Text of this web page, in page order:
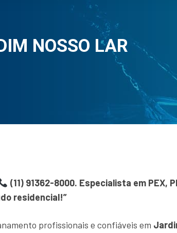
NOSSO LAR
(11) 91362-8000. Especialista em PEX,
residencial!”
profissionais e confiáveis em